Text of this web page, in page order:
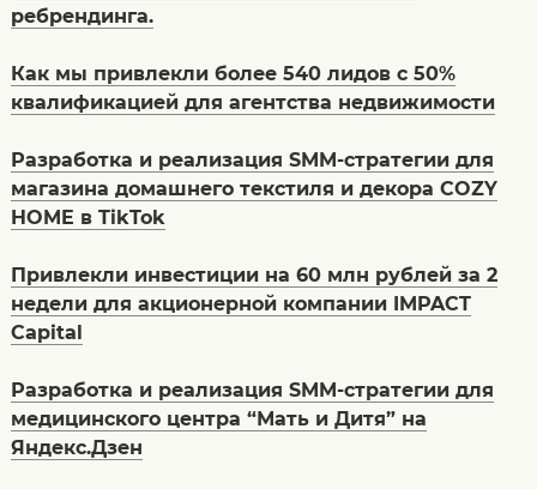
ребрендинга.
Как мы привлекли более 540 лидов с 50%
квалификацией для агентства недвижимости
Разработка и реализация SMM-стратегии для
магазина домашнего текстиля и декора COZY
HOME в TikTok
Привлекли инвестиции на 60 млн рублей за 2
недели для акционерной компании IMPACT
Capital
Разработка и реализация SMM-стратегии для
медицинского центра “Мать и Дитя” на
Яндекс.Дзен